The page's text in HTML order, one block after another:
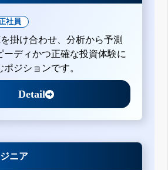
社員
掛け合わせ、分析から予測
ーディかつ正確な投資体験に
ジションです。
Detail
ニア